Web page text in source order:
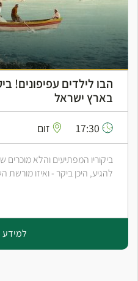
הבו לילדים עפיפונים!
בארץ ישראל
זום
ביקוריו המפתיעים והלא
להגיע, היכן ביקר - ואיזו מורשת
למידע